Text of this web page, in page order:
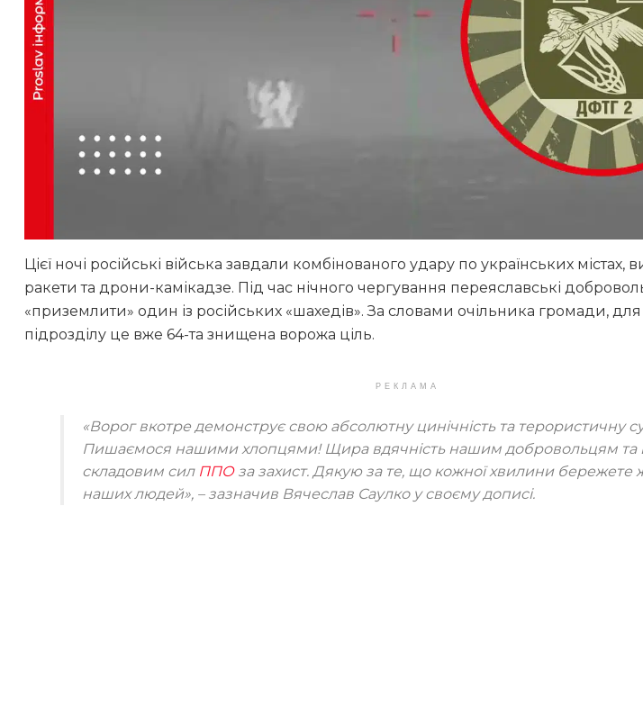
Цієї ночі російські війська завдали комбінованого удару по українських містах,
ракети та дрони-камікадзе. Під час нічного чергування переяславські
«приземлити» один із російських «шахедів». За словами очільника громади,
підрозділу це вже 64-та знищена ворожа ціль.
РЕКЛАМА
«Ворог вкотре демонструє свою абсолютну цинічність та терористичну
Пишаємося нашими хлопцями! Щира вдячність нашим добровольцям та
складовим сил ППОза захист. Дякую за те, що кожної хвилини бережете
наших людей», – зазначив Вячеслав Саулко у своєму дописі.